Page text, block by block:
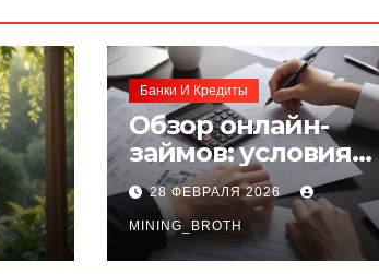
Банки И Кредиты
Обзор онлайн-
займов: условия
выдачи,
процентные
ставки и
требования к
28 ФЕВРАЛЯ 2026
MINING_BROTH